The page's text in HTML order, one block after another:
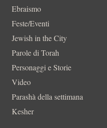
Ebraismo
Feste/Eventi
Jewish in the City
Parole di Torah
Personaggi e Storie
Video
Parashà della settimana
Kesher